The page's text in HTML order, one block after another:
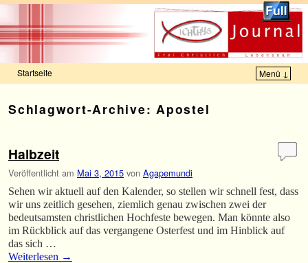
Startseite Menü ↓
Schlagwort-Archive: Apostel
Halbzeit
Veröffentlicht am Mai 3, 2015 von Agapemundi
Sehen wir aktuell auf den Kalender, so stellen wir schnell fest, dass
wir uns zeitlich gesehen, ziemlich genau zwischen zwei der
bedeutsamsten christlichen Hochfeste bewegen. Man könnte also
im Rückblick auf das vergangene Osterfest und im Hinblick auf
das sich …
Weiterlesen →